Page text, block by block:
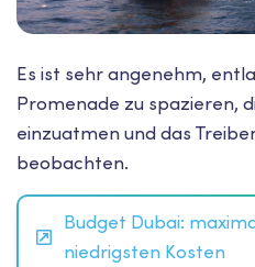
Es ist sehr angenehm,
Promenade zu spazieren,
einzuatmen und das
beobachten.
Budget Dubai:
niedrigsten Kosten